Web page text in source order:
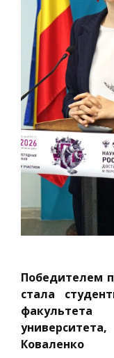
Победителем
стала
Коваленко